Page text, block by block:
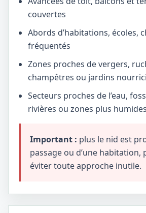
couvertes
Abords d’habitations, écoles,
fréquentés
Zones proches de vergers,
champêtres ou jardins
Secteurs proches de l’eau,
rivières ou zones plus humides
Important : plus le nid est
passage ou d’une habitation,
éviter toute approche inutile.